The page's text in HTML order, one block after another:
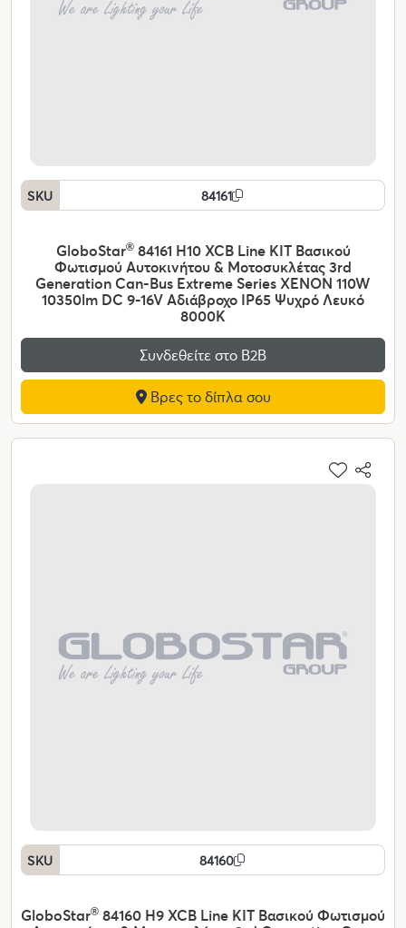
SKU 84161
GloboStar®84161 H10 XCB Line KIT Βασικού
Φωτισμού Αυτοκινήτου & Μοτοσυκλέτας 3rd
Generation Can-Bus Extreme Series XENON 110W
10350lm DC 9-16V Αδιάβροχο IP65 Ψυχρό Λευκό
8000K
Συνδεθείτε στο Β2Β
Βρες το δίπλα σου
SKU 84160
GloboStar® 84160 H9 XCB Line KIT Βασικού Φωτισμού